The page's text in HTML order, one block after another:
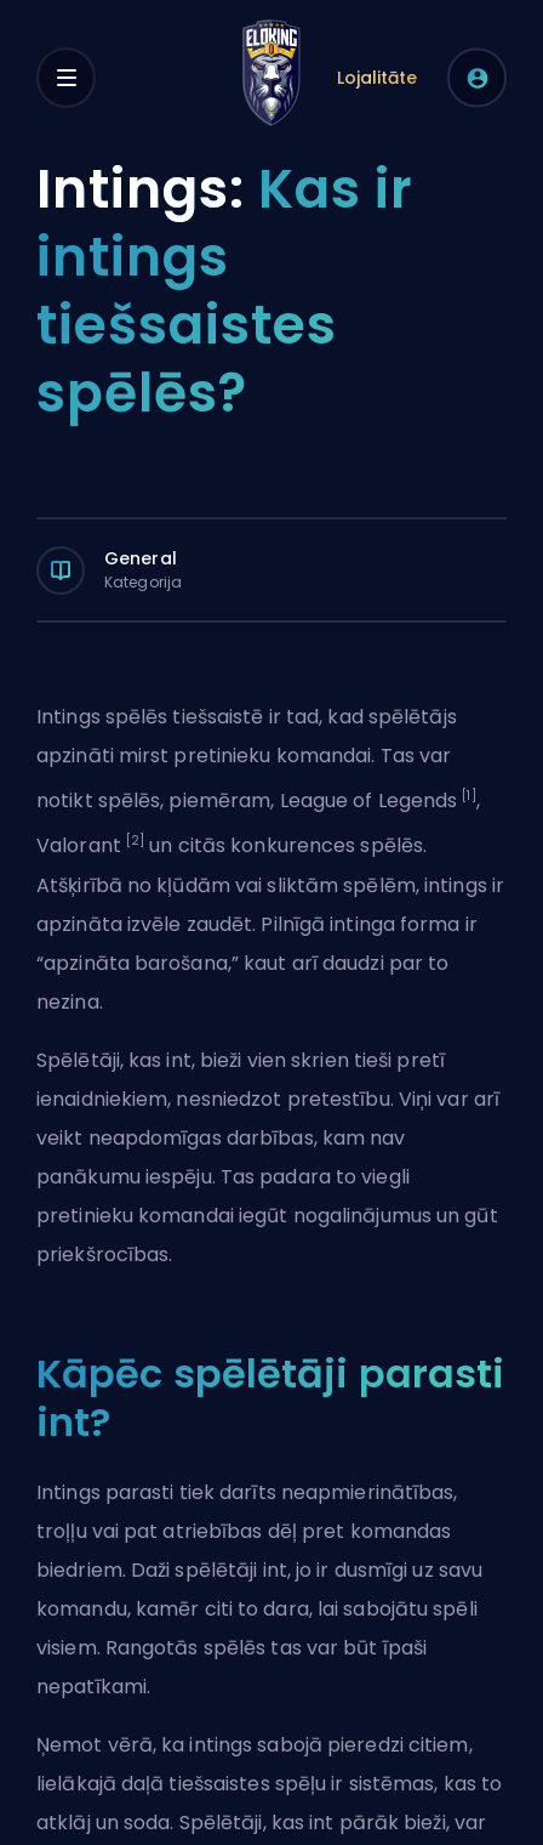
Lojalitāte
Intings: Kas ir
intings
tiešsaistes
spēlēs?
General
Kategorija
Intings spēlēs tiešsaistē ir tad, kad spēlētājs
apzināti mirst pretinieku komandai. Tas var
notikt spēlēs, piemēram, League of Legends [1] ,
Valorant
[2] un citās konkurences spēlēs.
Atšķirībā no kļūdām vai sliktām spēlēm, intings ir
apzināta izvēle zaudēt. Pilnīgā intinga forma ir
“apzināta barošana,” kaut arī daudzi par to
nezina.
Spēlētāji, kas int, bieži vien skrien tieši pretī
ienaidniekiem, nesniedzot pretestību. Viņi var arī
veikt neapdomīgas darbības, kam nav
panākumu iespēju. Tas padara to viegli
pretinieku komandai iegūt nogalinājumus un gūt
priekšrocības.
Kāpēc spēlētāji parasti
int?
Intings parasti tiek darīts neapmierinātības,
troļļu vai pat atriebības dēļ pret komandas
biedriem. Daži spēlētāji int, jo ir dusmīgi uz savu
komandu, kamēr citi to dara, lai sabojātu spēli
visiem. Rangotās spēlēs tas var būt īpaši
nepatīkami.
Ņemot vērā, ka intings sabojā pieredzi citiem,
lielākajā daļā tiešsaistes spēļu ir sistēmas, kas to
atklāj un soda. Spēlētāji, kas int pārāk bieži, var